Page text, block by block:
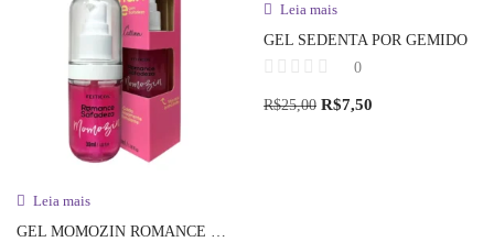
Leia mais
GEL MOMOZIN ROMANCE COM SAFADEZA
Leia mais
GEL SEDENTA POR GEMIDO
0
R$25,00 R$7,50